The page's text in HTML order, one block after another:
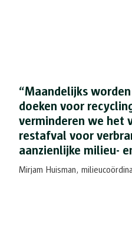
“Maandelijks
doeken voor
verminderen we het
restafval voor
aanzienlijke milieu-
Mirjam Huisman,